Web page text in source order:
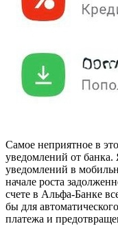
Самое неприятное в
уведомлений от
уведомлений в
начале роста
счете в Альфа-Банке
бы для
платежа и